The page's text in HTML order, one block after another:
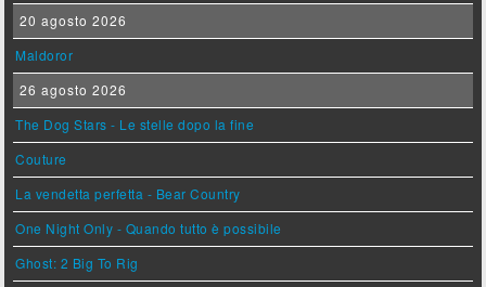
20 agosto 2026
Maldoror
26 agosto 2026
The Dog Stars - Le stelle dopo la fine
Couture
La vendetta perfetta - Bear Country
One Night Only - Quando tutto è possibile
Ghost: 2 Big To Rig